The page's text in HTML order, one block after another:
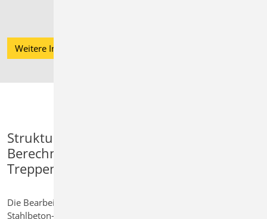
Weitere Informationen
StrukturEditor -
Berechnungsmodelle für
Treppen
Die Bearbeitung und Bemessung von
Stahlbeton-Treppen wurde in der mb